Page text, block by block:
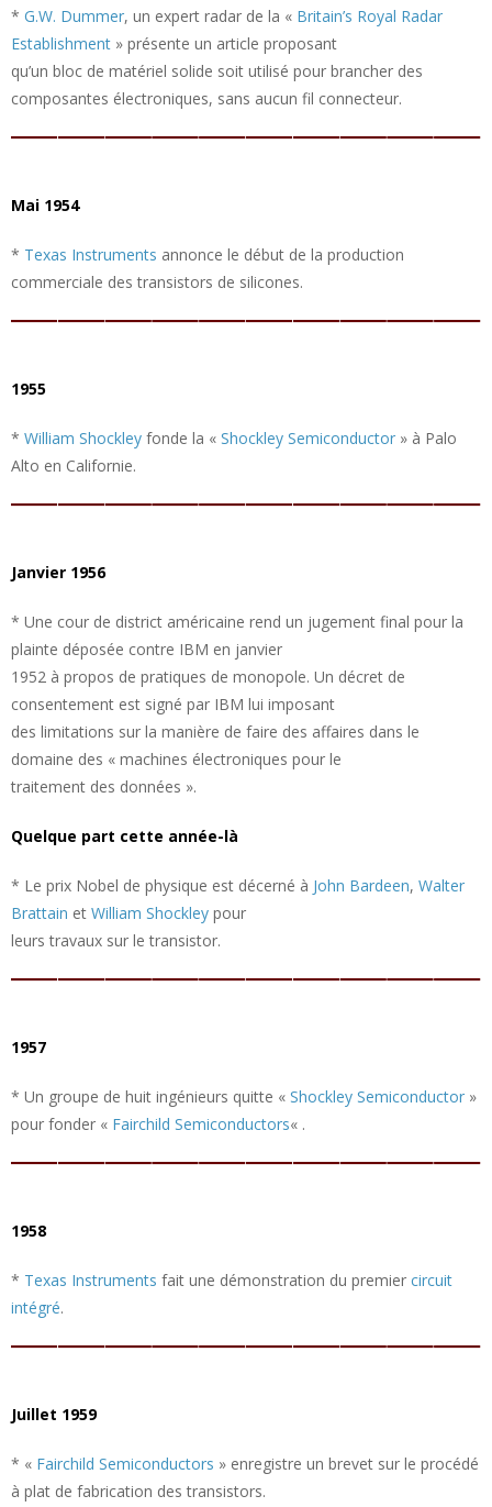
* G.W. Dummer, un expert radar de la « Britain’s Royal Radar
Establishment » présente un article proposant
qu’un bloc de matériel solide soit utilisé pour brancher des
composantes électroniques, sans aucun fil connecteur.
Mai 1954
* Texas Instruments annonce le début de la production
commerciale des transistors de silicones.
1955
* William Shockley fonde la « Shockley Semiconductor » à Palo
Alto en Californie.
Janvier 1956
* Une cour de district américaine rend un jugement final pour la
plainte déposée contre IBM en janvier
1952 à propos de pratiques de monopole. Un décret de
consentement est signé par IBM lui imposant
des limitations sur la manière de faire des affaires dans le
domaine des « machines électroniques pour le
traitement des données ».
Quelque part cette année-là
* Le prix Nobel de physique est décerné à John Bardeen, Walter
Brattain et William Shockley pour
leurs travaux sur le transistor.
1957
* Un groupe de huit ingénieurs quitte « Shockley Semiconductor »
pour fonder « Fairchild Semiconductors« .
1958
* Texas Instruments fait une démonstration du premier circuit
intégré.
Juillet 1959
* « Fairchild Semiconductors » enregistre un brevet sur le procédé
à plat de fabrication des transistors.